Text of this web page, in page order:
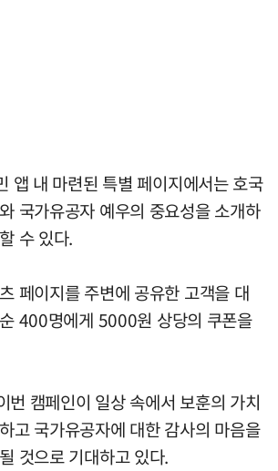
앱 내 마련된 특별 페이지에서는 호국
국가유공자 예우의 중요성을 소개하
수 있다.
페이지를 주변에 공유한 고객을 대
400명에게 5000원 상당의 쿠폰을
번 캠페인이 일상 속에서 보훈의 가치
고 국가유공자에 대한 감사의 마음을
것으로 기대하고 있다.